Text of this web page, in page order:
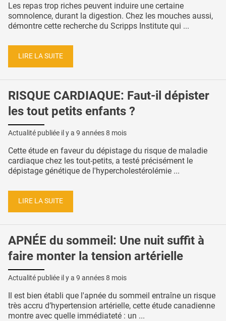
Les repas trop riches peuvent induire une certaine
somnolence, durant la digestion. Chez les mouches aussi,
démontre cette recherche du Scripps Institute qui ...
LIRE LA SUITE
RISQUE CARDIAQUE: Faut-il dépister
les tout petits enfants ?
Actualité publiée il y a 9 années 8 mois
Cette étude en faveur du dépistage du risque de maladie
cardiaque chez les tout-petits, a testé précisément le
dépistage génétique de l'hypercholestérolémie ...
LIRE LA SUITE
APNÉE du sommeil: Une nuit suffit à
faire monter la tension artérielle
Actualité publiée il y a 9 années 8 mois
Il est bien établi que l'apnée du sommeil entraîne un risque
très accru d’hypertension artérielle, cette étude canadienne
montre avec quelle immédiateté : un ...